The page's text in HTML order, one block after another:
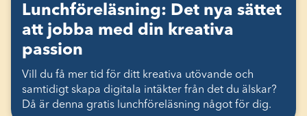
Lunchföreläsning: Det nya sättet
att jobba med din kreativa
passion
Vill du få mer tid för ditt kreativa utövande och
samtidigt skapa digitala intäkter från det du älskar?
Då är denna gratis lunchföreläsning något för dig.